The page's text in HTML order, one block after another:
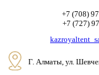
+7 (708)
+7 (727)
Г. Алматы, ул.